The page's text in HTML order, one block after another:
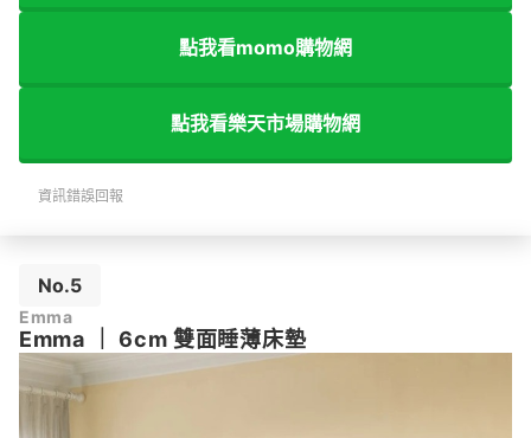
點我看momo購物網
點我看樂天市場購物網
資訊錯誤回報
No.5
Emma
Emma ｜6cm 雙面睡薄床墊